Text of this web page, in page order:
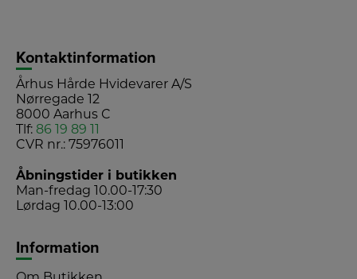
Kontaktinformation
Århus Hårde Hvidevarer A/S
Nørregade 12
8000 Aarhus C
Tlf: 86 19 89 11
CVR nr.: 75976011
Åbningstider i butikken
Man-fredag 10.00-17:30
Lørdag 10.00-13:00
Information